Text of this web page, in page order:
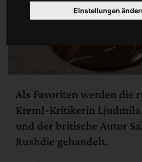
Einstellungen
Als Favoriten werden die
Kreml-Kritikerin
und der britische Autor
Rushdie gehandelt.